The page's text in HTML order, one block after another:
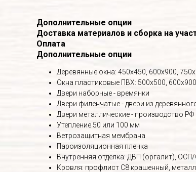
Дополнительные опции
Доставка материалов и сборка на
Оплата
Дополнительные опции
Деревянные окна: 450х450, 600х900,
Окна пластиковые ПВХ: 500х500,
Двери наборные - времянки
Двери филенчатые - двери из
Двери металлические - производство РФ
Утепление 50 или 100 мм
Ветрозащитная мембрана
Пароизоляционная пленка
Внутренняя отделка: ДВП (оргалит),
Кровля: профлист С8 крашенный,